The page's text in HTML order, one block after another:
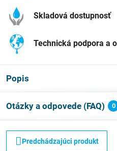
Skladová dostupnosť
Technická podpora a
Popis
Otázky a odpovede (FAQ) 0
Predchádzajúci produkt